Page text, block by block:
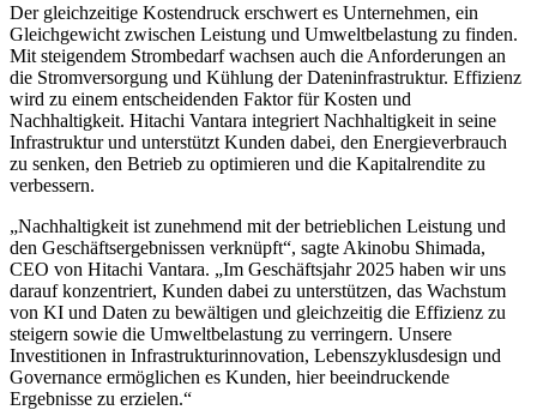
Der gleichzeitige Kostendruck erschwert es Unternehmen, ein
Gleichgewicht zwischen Leistung und Umweltbelastung zu finden.
Mit steigendem Strombedarf wachsen auch die Anforderungen an
die Stromversorgung und Kühlung der Dateninfrastruktur. Effizienz
wird zu einem entscheidenden Faktor für Kosten und
Nachhaltigkeit. Hitachi Vantara integriert Nachhaltigkeit in seine
Infrastruktur und unterstützt Kunden dabei, den Energieverbrauch
zu senken, den Betrieb zu optimieren und die Kapitalrendite zu
verbessern.
„Nachhaltigkeit ist zunehmend mit der betrieblichen Leistung und
den Geschäftsergebnissen verknüpft“, sagte Akinobu Shimada,
CEO von Hitachi Vantara. „Im Geschäftsjahr 2025 haben wir uns
darauf konzentriert, Kunden dabei zu unterstützen, das Wachstum
von KI und Daten zu bewältigen und gleichzeitig die Effizienz zu
steigern sowie die Umweltbelastung zu verringern. Unsere
Investitionen in Infrastrukturinnovation, Lebenszyklusdesign und
Governance ermöglichen es Kunden, hier beeindruckende
Ergebnisse zu erzielen.“